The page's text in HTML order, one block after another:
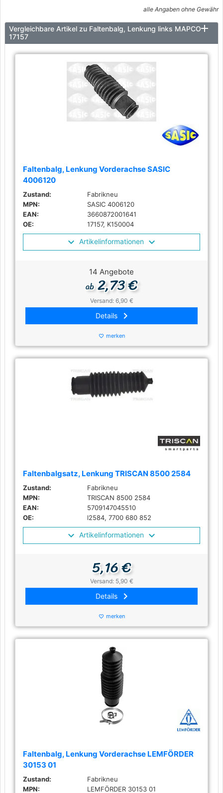
alle Angaben ohne Gewähr
Vergleichbare Artikel zu Faltenbalg, Lenkung links MAPCO
17157
Faltenbalg, Lenkung Vorderachse SASIC
4006120
Zustand:
Fabrikneu
MPN:
SASIC 4006120
EAN:
3660872001641
OE:
17157, K150004
Artikelinformationen
14 Angebote
ab2,73 €
Versand: 6,90 €
Details keyboard_arrow_right
favorite_border merken
Faltenbalgsatz, Lenkung TRISCAN 8500 2584
Zustand:
Fabrikneu
MPN:
TRISCAN 8500 2584
EAN:
5709147045510
OE:
l2584, 7700 680 852
Artikelinformationen
5,16 €
Versand: 5,90 €
Details keyboard_arrow_right
favorite_border merken
Faltenbalg, Lenkung Vorderachse LEMFÖRDER
30153 01
Zustand:
Fabrikneu
MPN:
LEMFÖRDER 30153 01